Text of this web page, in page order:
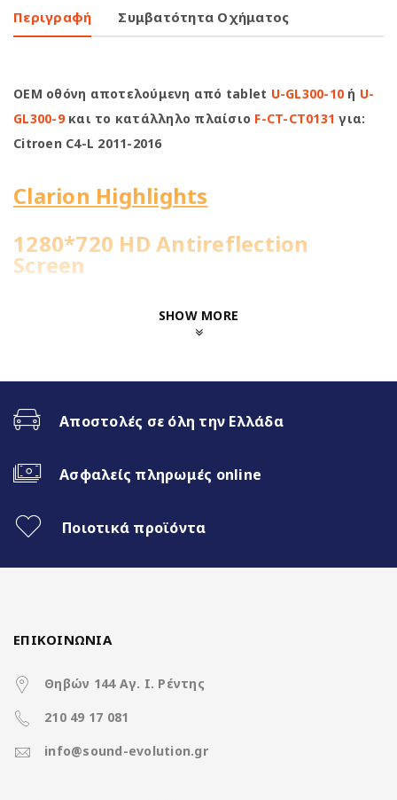
Περιγραφή Συμβατότητα Οχήματος
OEM οθόνη αποτελούμενη από tablet U-GL300-10 ή U-
GL300-9και το κατάλληλο πλαίσιο F-CT-CT0131 για:
Citroen C4-L 2011-2016
Clarion Highlights
1280*720 HD Antireflection
Screen
4Core@1.51GHz | 2+32GB
Fast Boot 1 sec
Ασύρματο CarPlay & Ασύρματο
Android Auto
32Band EQ
Operation System
Rockchip RK3066 4Core A35
SHOW MORE
Αποστολές σε όλη την Ελλάδα
Ασφαλείς πληρωμές online
Ποιοτικά προϊόντα
ΕΠΙΚΟΙΝΩΝΙΑ
Θηβών 144 Αγ. Ι. Ρέντης
210 49 17 081
info@sound-evolution.gr